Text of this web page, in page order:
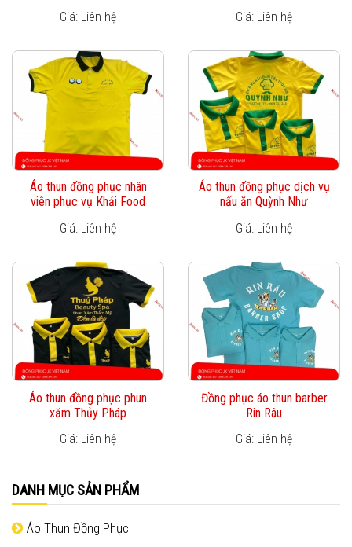
DANH MỤC SẢN PHẨM
Áo Thun Đồng Phục
Giá: Liên hệ
Giá: Liên hệ
Áo thun đồng phục nhân
viên phục vụ Khải Food
Giá: Liên hệ
Áo thun đồng phục dịch vụ
nấu ăn Quỳnh Như
Giá: Liên hệ
Áo thun đồng phục phun
xăm Thủy Pháp
Giá: Liên hệ
Đồng phục áo thun barber
Rin Râu
Giá: Liên hệ